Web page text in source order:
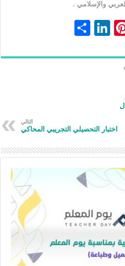
والإسلامي .
Pi
er
Li
ke
ar
التالي
اختبار التحصيلي التجريبي المحاكي